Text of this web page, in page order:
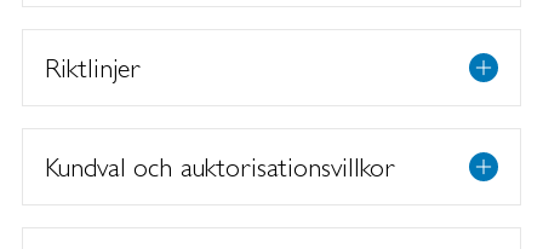
Riktlinjer
Kundval och auktorisationsvillkor